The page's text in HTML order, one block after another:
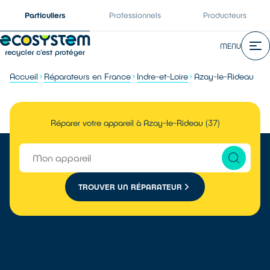
Particuliers Professionnels Producteurs
MENU
Accueil Réparateurs en France Indre-et-Loire Azay-le-Rideau
Réparer votre appareil à Azay-le-Rideau (37)
TROUVER UN RÉPARATEUR